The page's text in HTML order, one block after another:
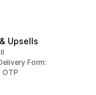
Upsells
Form:
OTP